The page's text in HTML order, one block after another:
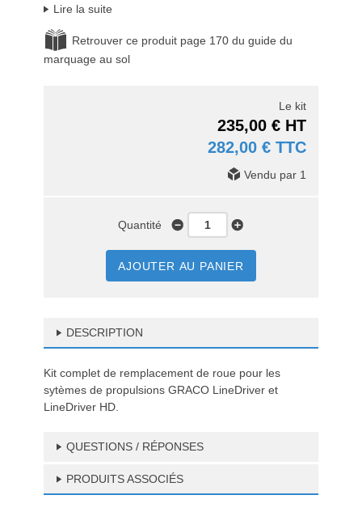
Lire la suite
Retrouver ce produit page 170 du guide du
marquage au sol
Le kit
235,00 € HT
282,00 € TTC
Vendu par 1
Quantité
AJOUTER AU PANIER
DESCRIPTION
Kit complet de remplacement de roue pour les
sytèmes de propulsions GRACO LineDriver et
LineDriver HD.
QUESTIONS / RÉPONSES
PRODUITS ASSOCIÉS